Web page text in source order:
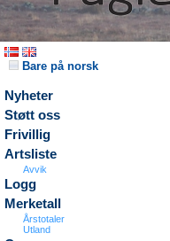
Bare på norsk
Nyheter
Støtt oss
Frivillig
Artsliste
Avvik
Logg
Merketall
Årstotaler
Utland